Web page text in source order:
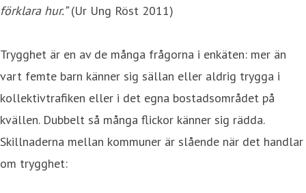
förklara hur.”(Ur Ung Röst 2011)
Trygghet är en av de många frågorna i enkäten: mer än
vart femte barn känner sig sällan eller aldrig trygga i
kollektivtrafiken eller i det egna bostadsområdet på
kvällen. Dubbelt så många flickor känner sig rädda.
Skillnaderna mellan kommuner är slående när det handlar
om trygghet: